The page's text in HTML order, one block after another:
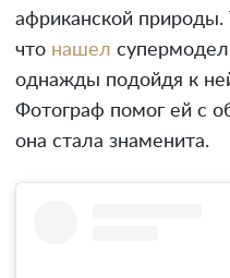
африканской природы.
что нашел
однажды подойдя к
Фотограф помог ей с
она стала знаменита.